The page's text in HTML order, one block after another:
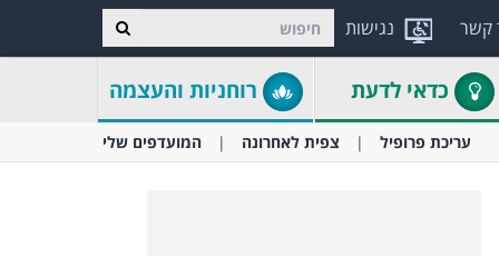
נגישות קשר
כדאי לדעת רוחניות והעצמה
עריכת פרופיל צפית לאחרונה המועדפים שלי